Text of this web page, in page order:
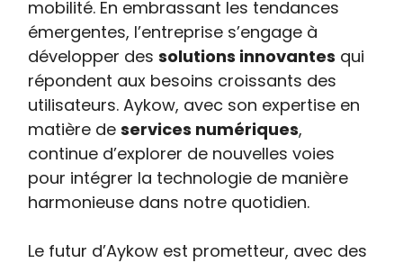
mobilité. En embrassant les tendances
émergentes, l’entreprise s’engage à
développer dessolutions innovantes qui
répondent aux besoins croissants des
utilisateurs. Aykow, avec son expertise en
matière deservices numériques,
continue d’explorer de nouvelles voies
pour intégrer la technologie de manière
harmonieuse dans notre quotidien.
Le futur d’Aykow est prometteur, avec des